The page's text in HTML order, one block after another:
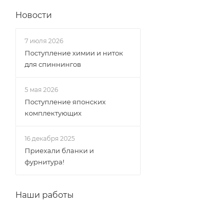
Новости
7 июля 2026
Поступление химии и ниток
для спиннингов
5 мая 2026
Поступление японских
комплектующих
16 декабря 2025
Приехали бланки и
фурнитура!
Наши работы